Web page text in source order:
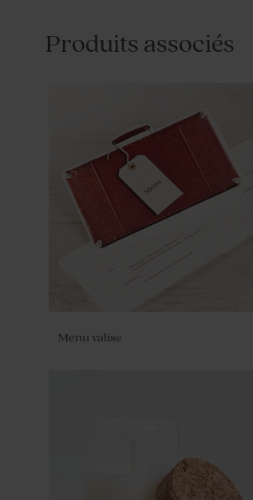
Produits associés
Menu valise